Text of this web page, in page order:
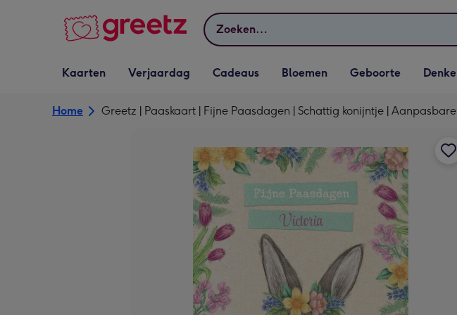
Zoeken
Vervolgkeuzelijst
Kaarten openen
Kaarten
Vervolgkeuzelijst
Verjaardag openen
Verjaardag
Vervolgkeuzelijst
Cadeaus openen
Cadeaus
Vervolgkeuzelijst
Bloemen openen
Bloemen
Vervolgkeuzelijst
Geboorte openen
Geboorte
Denken
Home Greetz | Paaskaart | Fijne Paasdagen | Schattig konijntje |